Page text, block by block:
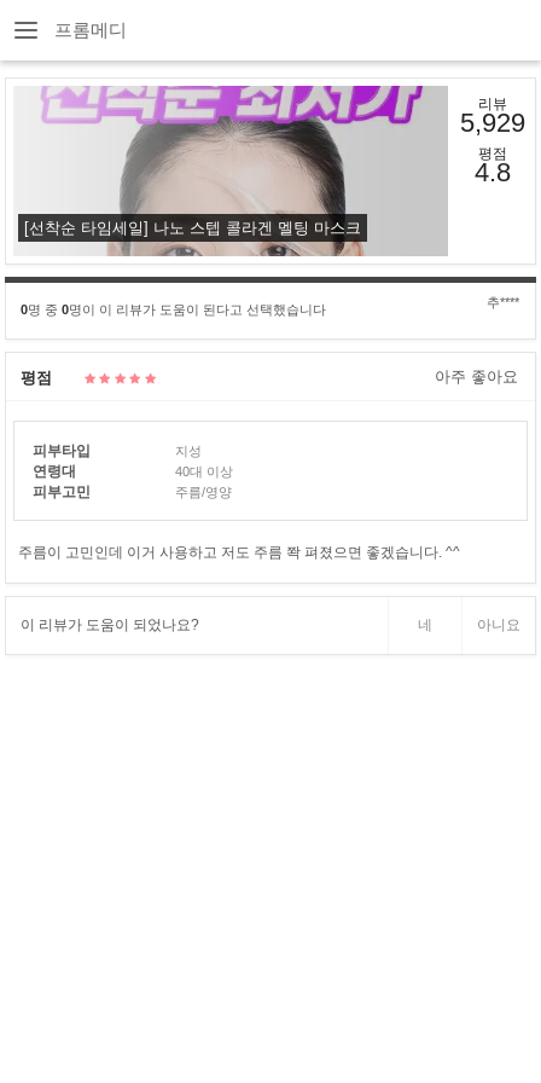
프롬메디
[선착순 타임세일] 나노 스텝 콜라겐 멜팅 마스크
리뷰
5,929
평점
4.8
0명 중 0명이 이 리뷰가 도움이 된다고 선택했습니다 추****
평점 아주 좋아요
피부타입 지성
연령대 40대 이상
피부고민 주름/영양
주름이 고민인데 이거 사용하고 저도 주름 쫙 펴졌으면 좋겠습니다. ^^
이 리뷰가 도움이 되었나요? 네 아니요